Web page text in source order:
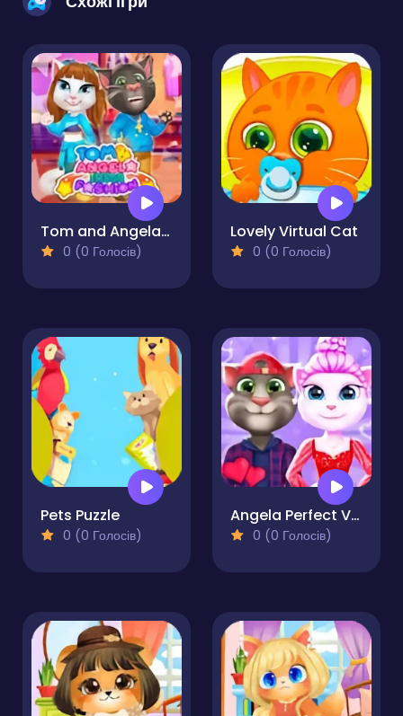
Tom and Angela Insta Fashion
0 (0 Голосів)
Lovely Virtual Cat
0 (0 Голосів)
Pets Puzzle
0 (0 Голосів)
Angela Perfect Valentine
0 (0 Голосів)